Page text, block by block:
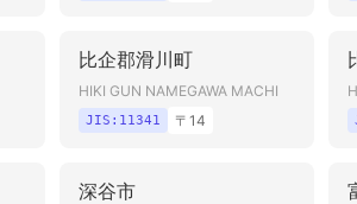
比企郡滑川町
HIKI GUN NAMEGAWA MACHI
JIS: 11341 〒 14
深谷市